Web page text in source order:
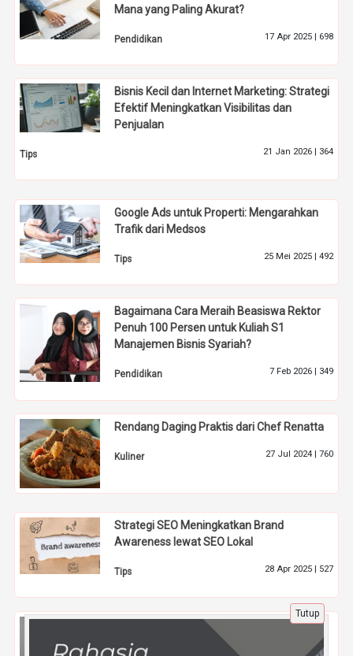
Mana yang Paling Akurat?
Pendidikan 17 Apr 2025 | 698
Bisnis Kecil dan Internet Marketing: Strategi
Efektif Meningkatkan Visibilitas dan
Penjualan
Tips 21 Jan 2026 | 364
Google Ads untuk Properti: Mengarahkan
Trafik dari Medsos
Tips 25 Mei 2025 | 492
Bagaimana Cara Meraih Beasiswa Rektor
Penuh 100 Persen untuk Kuliah S1
Manajemen Bisnis Syariah?
Pendidikan 7 Feb 2026 | 349
Rendang Daging Praktis dari Chef Renatta
Kuliner 27 Jul 2024 | 760
Strategi SEO Meningkatkan Brand
Awareness lewat SEO Lokal
Tips 28 Apr 2025 | 527
Kolaborasi Industri dan Pendidikan di Kelas
Karyawan Masoem University
Tutup